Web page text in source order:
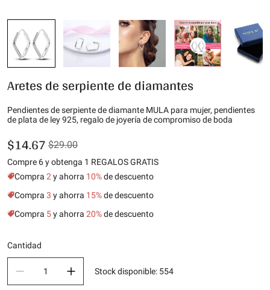
Aretes de serpiente de diamantes
Pendientes de serpiente de diamante MULA para mujer, pendientes
de plata de ley 925, regalo de joyería de compromiso de boda
$14.67 $29.00
Compre 6 y obtenga 1 REGALOS GRATIS
Compra 2 y ahorra 10%de descuento
Compra 3 y ahorra 15%de descuento
Compra 5y ahorra 20%de descuento
Cantidad
Stock disponible: 554